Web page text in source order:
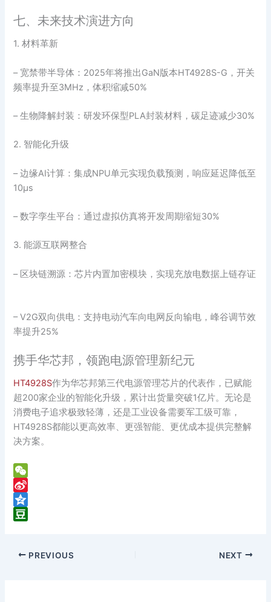
七、未来技术演进方向
1. 材料革新
– 宽禁带半导体：2025年将推出GaN版本HT4928S-G，开关
频率提升至3MHz，体积缩减50%
– 生物降解封装：研发环保型PLA封装材料，碳足迹减少30%
2. 智能化升级
– 边缘AI计算：集成NPU单元实现负载预测，响应延迟降低至
10μs
– 数字孪生平台：通过虚拟仿真将开发周期缩短30%
3. 能源互联网整合
– 区块链溯源：芯片内置加密模块，实现充放电数据上链存证
– V2G双向供电：支持电动汽车向电网反向输电，峰谷调节效
率提升25%
携手华芯邦，领跑电源管理新纪元
HT4928S作为华芯邦第三代电源管理芯片的代表作，已赋能
超200家企业的智能化升级，累计出货量突破1亿片。无论是
消费电子追求极致轻薄，还是工业设备需要军工级可靠，
HT4928S都能以更高效率、更强智能、更优成本提供完整解
决方案。
W
e
C
S
W
Q
n
PREVIOUS NEXT